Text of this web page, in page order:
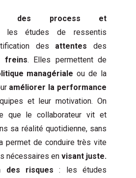
des process et
les études de ressentis
des attentes des
freins. Elles permettent de
managériale ou de la
améliorer la performance
et leur motivation. On
que le collaborateur vit et
sa réalité quotidienne, sans
permet de conduire très vite
nécessaires en visant juste.
des risques : les études